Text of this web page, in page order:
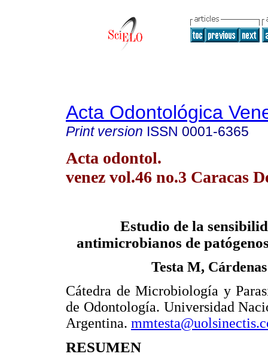
Acta Odontológica
Print version ISSN 0001-6365
Acta odontol.
venez vol.46 no.3 Caracas
Estudio de la
antimicrobianos de
Testa M,
Cátedra de Microbiología y
de Odontología. Universidad
Argentina.
RESUMEN